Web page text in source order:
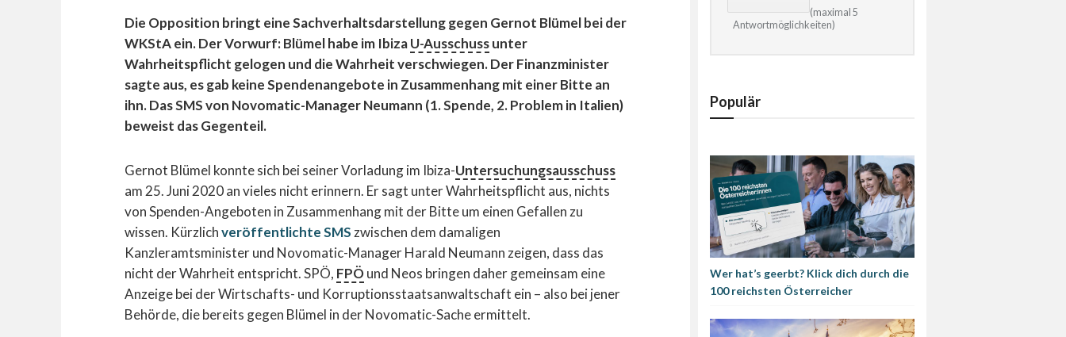
Die Opposition bringt eine Sachverhaltsdarstellung gegen Gernot Blümel bei der
WKStA ein. Der Vorwurf: Blümel habe im IbizaU-Ausschussunter
Wahrheitspflicht gelogen und die Wahrheit verschwiegen. Der Finanzminister
sagte aus, es gab keine Spendenangebote in Zusammenhang mit einer Bitte an
ihn. Das SMS von Novomatic-Manager Neumann (1. Spende, 2. Problem in Italien)
beweist das Gegenteil.
Gernot Blümel konnte sich bei seiner Vorladung im Ibiza-Untersuchungsausschuss
am 25. Juni 2020 an vieles nicht erinnern. Er sagt unter Wahrheitspflicht aus, nichts
von Spenden-Angeboten in Zusammenhang mit der Bitte um einen Gefallen zu
wissen. Kürzlichveröffentlichte SMS zwischen dem damaligen
Kanzleramtsminister und Novomatic-Manager Harald Neumann zeigen, dass das
nicht der Wahrheit entspricht. SPÖ, FPÖund Neos bringen daher gemeinsam eine
Anzeige bei der Wirtschafts- und Korruptionsstaatsanwaltschaft ein – also bei jener
Behörde, die bereits gegen Blümel in der Novomatic-Sache ermittelt.
(maximal 5
Antwortmöglichkeiten)
Populär
Wer hat’s geerbt? Klick dich durch die
100 reichsten Österreicher